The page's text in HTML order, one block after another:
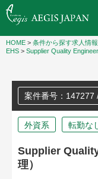
HOME > 条件から探す求人情報
EHS > Supplier Quality
案件番号：147277
外資系 転勤な
Supplier
理）